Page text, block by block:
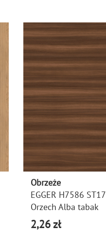
Obrzeże
EGGER H7586 ST17
Orzech Alba tabak
2,26 zł